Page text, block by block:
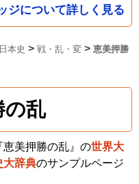
ジについて詳しく見る
日本史 > 戦・乱・変 > 恵美押勝
の乱
恵美押勝の乱』の世界大
大辞典のサンプルページ